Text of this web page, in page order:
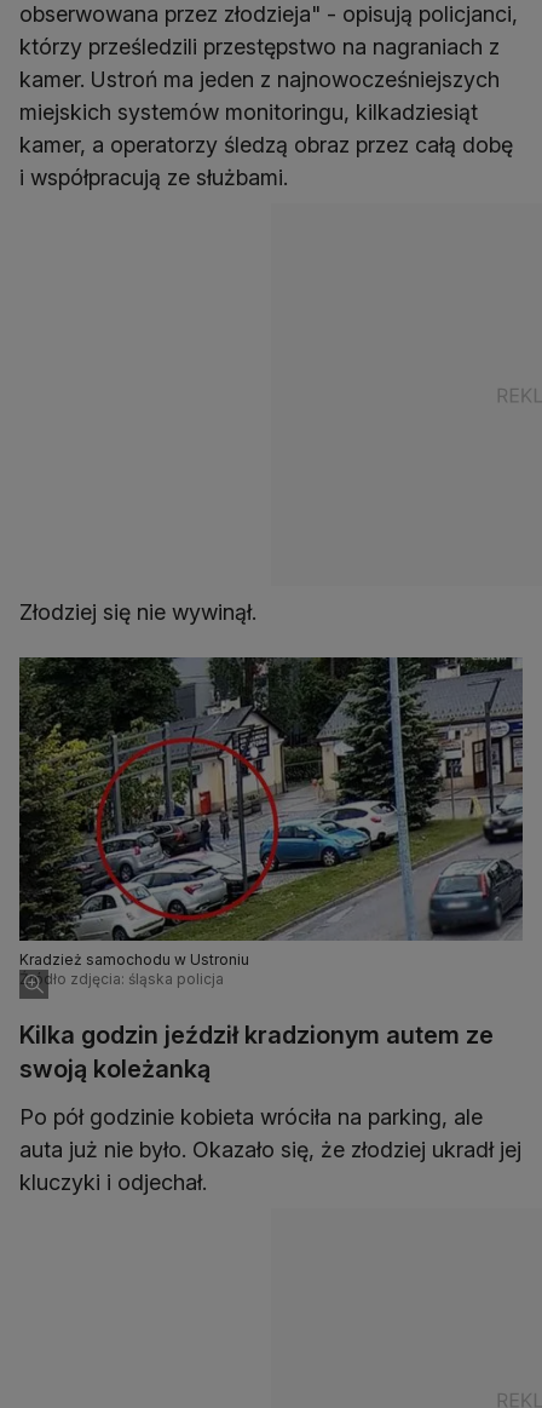
obserwowana przez złodzieja" - opisują policjanci,
którzy prześledzili przestępstwo na nagraniach z
kamer. Ustroń ma jeden z najnowocześniejszych
miejskich systemów monitoringu, kilkadziesiąt
kamer, a operatorzy śledzą obraz przez całą dobę
i współpracują ze służbami.
Złodziej się nie wywinął.
Kradzież samochodu w Ustroniu
Źródło zdjęcia: śląska policja
Kilka godzin jeździł kradzionym autem ze
swoją koleżanką
Po pół godzinie kobieta wróciła na parking, ale
auta już nie było. Okazało się, że złodziej ukradł jej
kluczyki i odjechał.